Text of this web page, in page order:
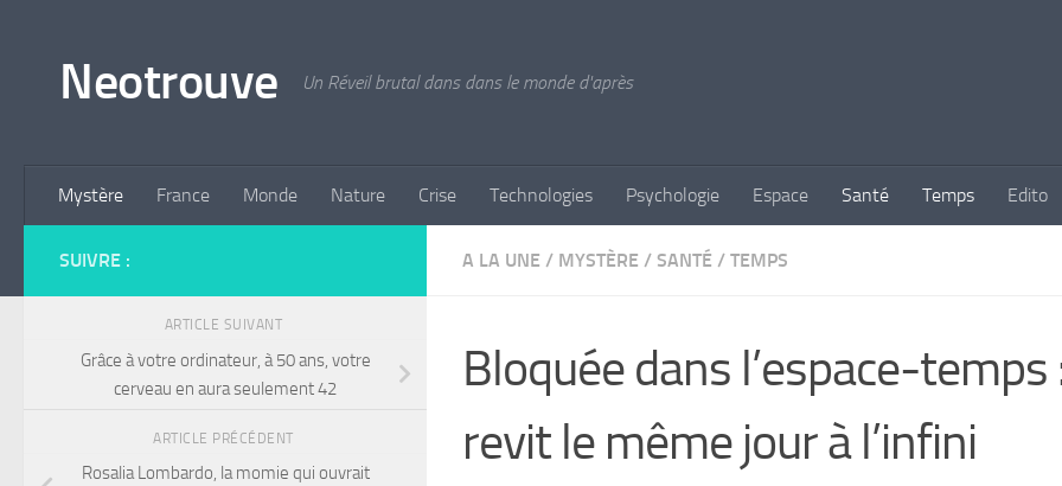
Neotrouve Un Réveil brutal dans dans le monde d'après
Mystère France Monde Nature Crise Technologies Psychologie Espace Santé Temps Edito
A LA UNE / MYSTÈRE / SANTÉ / TEMPS
Bloquée dans l’espace-temps
revit le même jour à l’infini
SUIVRE :
ARTICLE SUIVANT
Grâce à votre ordinateur, à 50 ans, votre
cerveau en aura seulement 42
ARTICLE PRÉCÉDENT
Rosalia Lombardo, la momie qui ouvrait